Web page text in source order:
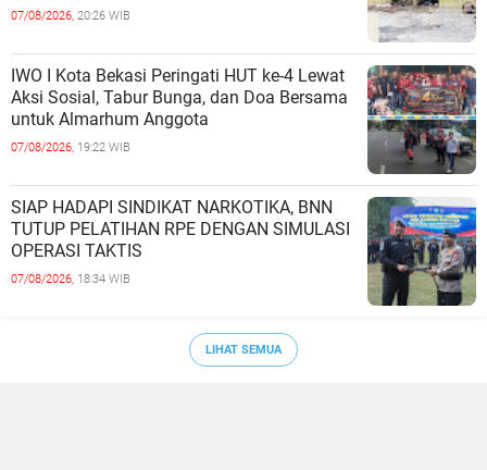
07/08/2026, 20:26 WIB
IWO I Kota Bekasi Peringati HUT ke-4 Lewat
Aksi Sosial, Tabur Bunga, dan Doa Bersama
untuk Almarhum Anggota
07/08/2026, 19:22 WIB
SIAP HADAPI SINDIKAT NARKOTIKA, BNN
TUTUP PELATIHAN RPE DENGAN SIMULASI
OPERASI TAKTIS
07/08/2026, 18:34 WIB
LIHAT SEMUA